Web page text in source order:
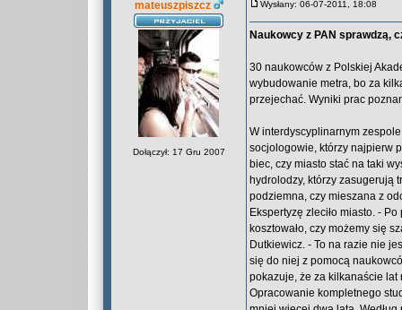
mateuszpiszcz
Dołączył: 17 Gru 2007
Wysłany: 06-07-2011, 18:08
Naukowcy z PAN sprawdzą,
30 naukowców z Polskiej
wybudowanie metra, bo za
przejechać. Wyniki prac
W interdyscyplinarnym
socjologowie, którzy najpierw
biec, czy miasto stać na taki
hydrolodzy, którzy zasugerują
podziemna, czy mieszana z
Ekspertyzę zleciło miasto. -
kosztowało, czy możemy się
Dutkiewicz. - To na razie nie
się do niej z pomocą
pokazuje, że za kilkanaście
Opracowanie kompletnego